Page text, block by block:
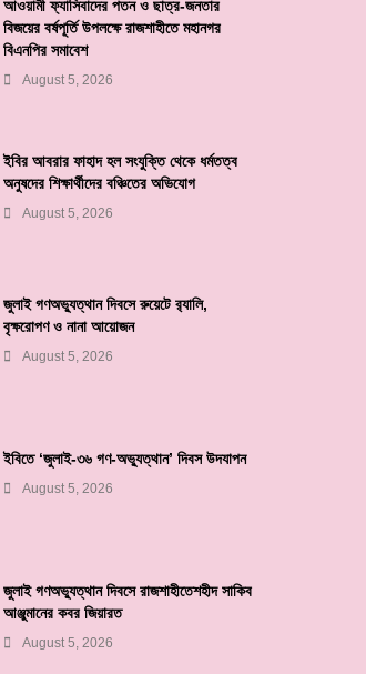
আওয়ামী ফ্যাসিবাদের পতন ও ছাত্র-জনতার
বিজয়ের বর্ষপূর্তি উপলক্ষে রাজশাহীতে মহানগর
বিএনপির সমাবেশ
August 5, 2026
ইবির আবরার ফাহাদ হল সংযুক্তি থেকে ধর্মতত্ব
অনুষদের শিক্ষার্থীদের বঞ্চিতের অভিযোগ
August 5, 2026
জুলাই গণঅভ্যুত্থান দিবসে রুয়েটে র‌্যালি,
বৃক্ষরোপণ ও নানা আয়োজন
August 5, 2026
ইবিতে ‘জুলাই-৩৬ গণ-অভ্যুত্থান’ দিবস উদযাপন
August 5, 2026
জুলাই গণঅভ্যুত্থান দিবসে রাজশাহীতেশহীদ সাকিব
আঞ্জুমানের কবর জিয়ারত
August 5, 2026